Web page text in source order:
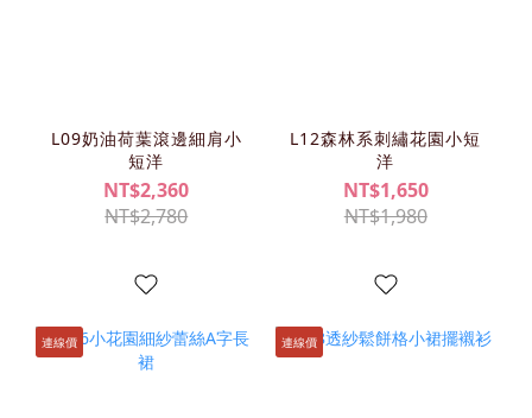
L09奶油荷葉滾邊細肩小
短洋
NT$2,360
NT$2,780
L12森林系刺繡花園小短
洋
NT$1,650
NT$1,980
連線價 連線價